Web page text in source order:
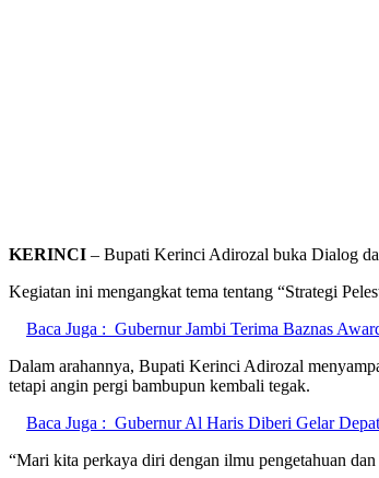
KERINCI – Bupati Kerinci Adirozal buka Dialog
Kegiatan ini mengangkat tema tentang “Strategi
Baca Juga : Gubernur Jambi Terima Baznas
Dalam arahannya, Bupati Kerinci Adirozal
tetapi angin pergi bambupun kembali tegak.
Baca Juga : Gubernur Al Haris Diberi Gelar
“Mari kita perkaya diri dengan ilmu pengetahuan